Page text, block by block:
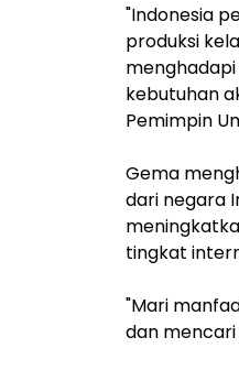
"Indonesia
produksi
kebutuhan
Pemimpin
Gema
dari negara
tingkat
"Mari
dan